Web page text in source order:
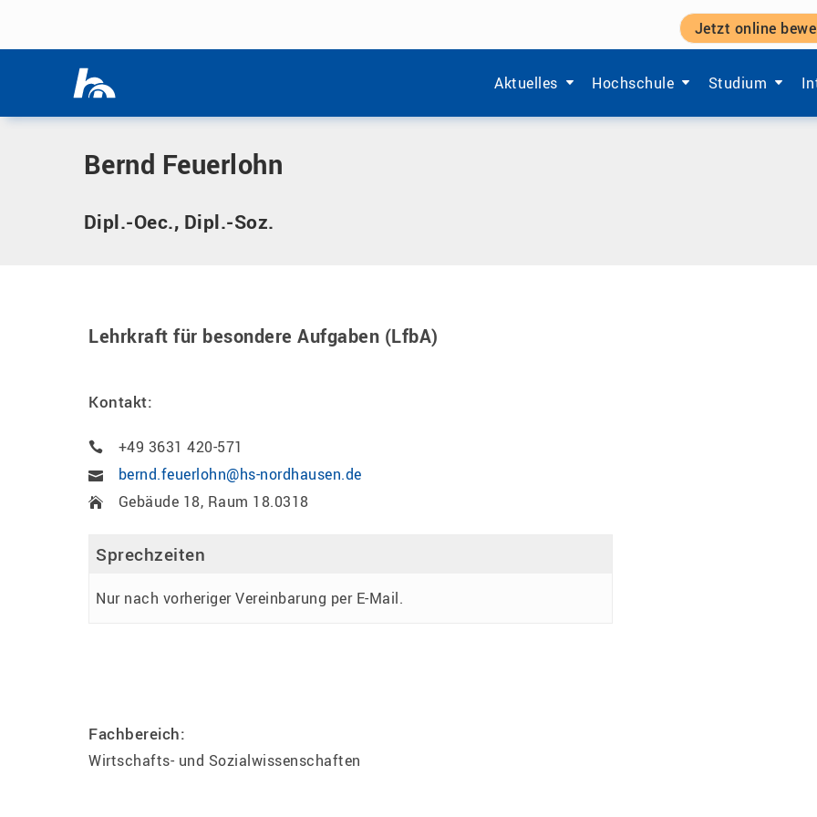
Jetzt online
Aktuelles
Zeige Menü-Unterpunkte von 'Aktuelles'.
Hochschule
Zeige Menü-Unterpunkte von
Studium
Zeige Menü-
Home|F|Feuerlohn, Bernd, Dipl.-Oec., Dipl.-Soz.
Bernd Feuerlohn
Dipl.-Oec., Dipl.-Soz.
Lehrkraft für besondere Aufgaben (LfbA)
Kontakt:
+49 3631 420-571
bernd.feuerlohn@hs-nordhausen.de
Gebäude 18, Raum 18.0318
Sprechzeiten
Nur nach vorheriger Vereinbarung per E-Mail.
Fachbereich:
Wirtschafts- und Sozialwissenschaften